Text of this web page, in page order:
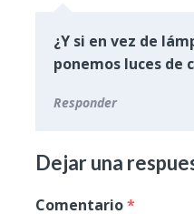
¿Y si en vez de
ponemos luces de
Responder
Dejar una
Comentario*